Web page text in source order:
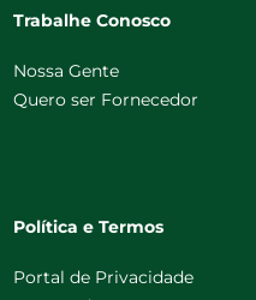
Trabalhe Conosco
Nossa Gente
Quero ser Fornecedor
Política e Termos
Portal de Privacidade